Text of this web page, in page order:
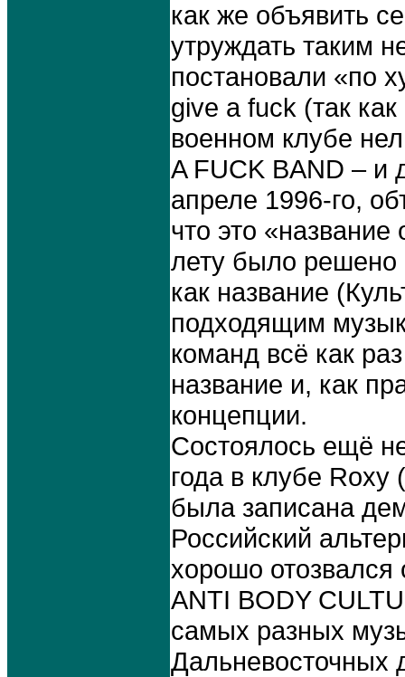
как же объявить
утруждать таким
постановали «по
give a fuck (так
военном клубе
A FUCK BAND – и
апреле 1996-го,
что это
лету было решено
как название
подходящим
команд всё как
название и, как
концепции.
Состоялось ещё
года в клубе Roxy
была записана
Российский
хорошо отозвался
ANTI BODY
самых разных
Дальневосточных